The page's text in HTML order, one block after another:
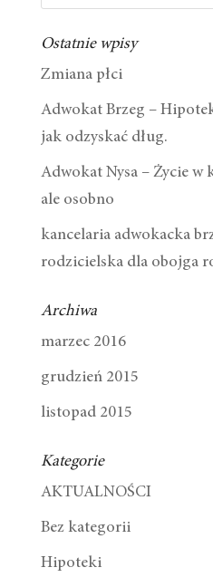
Ostatnie wpisy
Zmiana płci
Adwokat Brzeg –
jak odzyskać dług.
Adwokat Nysa – Życie w
ale osobno
kancelaria adwokacka
rodzicielska dla obojga
Archiwa
marzec 2016
grudzień 2015
listopad 2015
Kategorie
AKTUALNOŚCI
Bez kategorii
Hipoteki